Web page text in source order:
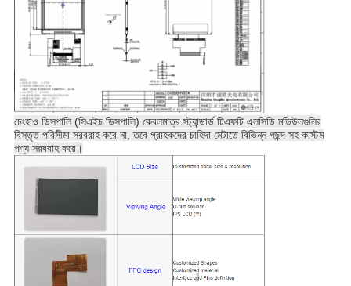
চেংহাও ডিসপালি (সিএইচ ডিসপালি) কেবলমাত্র স্ট্যান্ডার্ড টিএফটি এলসিডি মডিউলগুলির
বিস্তৃত পরিসীমা সরবরাহ করে না, তবে গ্রাহকদের চাহিদা মেটাতে বিভিন্ন পছন্দ সহ কাস্টম
পণ্য সরবরাহ করে।